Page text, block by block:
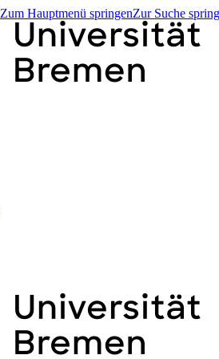
Zum Hauptmenü springenZur Suche